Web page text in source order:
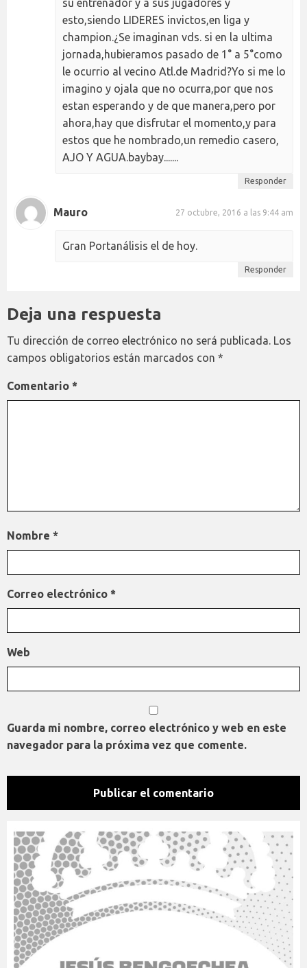
su entrenador y a sus jugadores y
esto,siendo LIDERES invictos,en liga y
champion.¿Se imaginan vds. si en la ultima
jornada,hubieramos pasado de 1° a 5°como
le ocurrio al vecino Atl.de Madrid?Yo si me lo
imagino y ojala que no ocurra,por que nos
estan esperando y de que manera,pero por
ahora,hay que disfrutar el momento,y para
estos que he nombrado,un remedio casero,
AJO Y AGUA.baybay.......
Responder
Mauro 27 octubre, 2016 a las 9:44 am
Gran Portanálisis el de hoy.
Responder
Deja una respuesta
Tu dirección de correo electrónico no será publicada. Los
campos obligatorios están marcados con *
Comentario *
Nombre *
Correo electrónico *
Web
Guarda mi nombre, correo electrónico y web en este
navegador para la próxima vez que comente.